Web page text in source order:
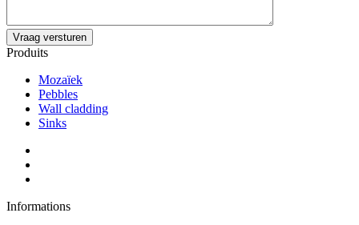
Produits
Mozaïek
Pebbles
Wall cladding
Sinks
Informations